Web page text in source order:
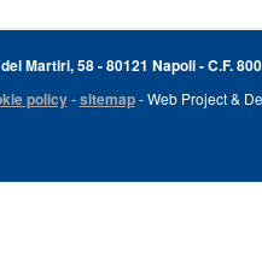
Martiri, 58 - 80121 Napoli - C.F.
policy-sitemap- Web Project &